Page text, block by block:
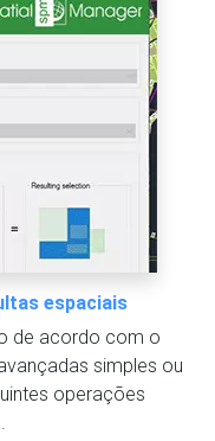
espaciais
de acordo com o
simples ou
operações